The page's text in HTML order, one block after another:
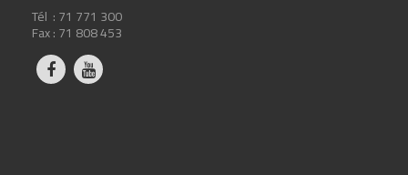
Tél : 71 771 300
Fax : 71 808 453